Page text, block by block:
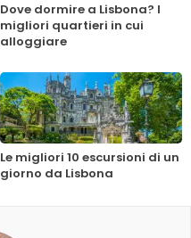
Dove dormire a Lisbona? I
migliori quartieri in cui
alloggiare
Le migliori 10 escursioni di un
giorno da Lisbona